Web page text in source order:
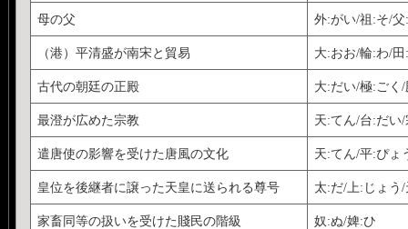
母の父 外:がい/祖:そ/父
（港）平清盛が南宋と貿易 大:おお/輪:わ/
古代の朝廷の正殿 大:だい/極:ごく
最澄が広めた宗教 天:てん/台:だい
遣唐使の影響を受けた唐風の文化 天:てん/平:ぴょ
皇位を後継者に譲った天皇に送られる尊号 太:だ/上:じょう
家畜同等の扱いを受けた賤民の階級 奴:ぬ/婢:ひ